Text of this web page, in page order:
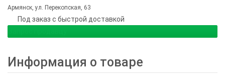
Армянск, ул. Перекопская, 63
Под заказ с быстрой доставкой
Информация о товаре